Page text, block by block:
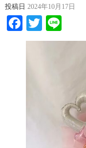
投稿日 2024年10月17日
Facebook
Twitter